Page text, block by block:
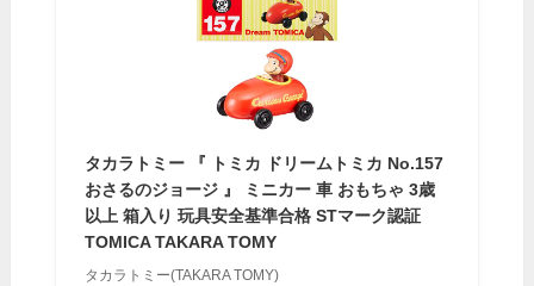
タカラトミー 『 トミカ ドリームトミカ No.157
おさるのジョージ 』 ミニカー 車 おもちゃ 3歳
以上 箱入り 玩具安全基準合格 STマーク認証
TOMICA TAKARA TOMY
タカラトミー(TAKARA TOMY)